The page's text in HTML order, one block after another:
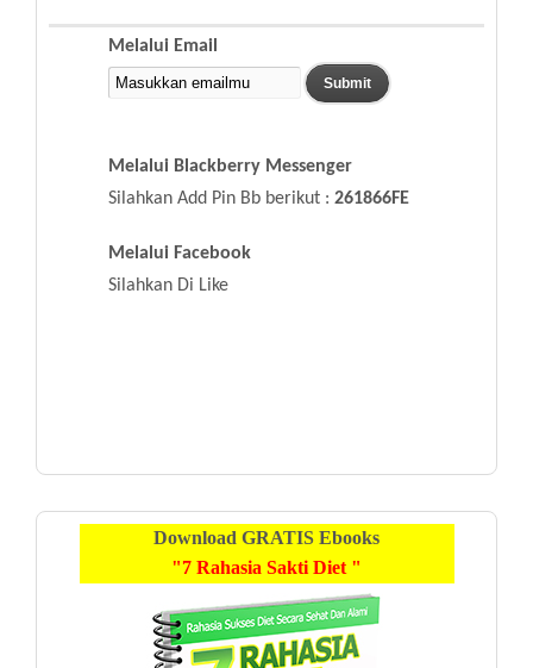
Melalui Email
Melalui Blackberry Messenger
Silahkan Add Pin Bb berikut : 261866FE
Melalui Facebook
Silahkan Di Like
Download GRATIS Ebooks
"7 Rahasia Sakti Diet "